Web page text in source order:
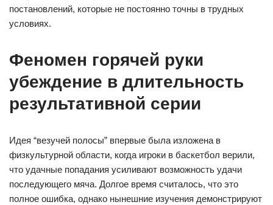
постановлений, которые не постоянно точны в трудных
условиях.
Феномен горячей руки
убеждение в длительность
результативной серии
Идея “везучей полосы” впервые была изложена в
физкультурной области, когда игроки в баскетбол верили,
что удачные попадания усиливают возможность удачи
последующего мяча. Долгое время считалось, что это
полное ошибка, однако нынешние изучения демонстрируют